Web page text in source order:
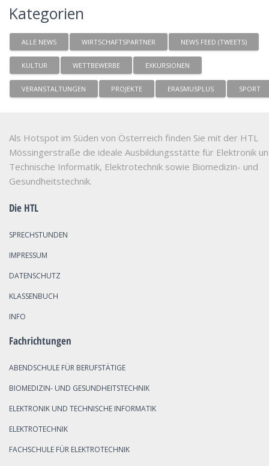
Kategorien
ALLE NEWS WIRTSCHAFTSPARTNER NEWS FEED (TWEETS)
KULTUR WETTBEWERBE EXKURSIONEN
VERANSTALTUNGEN PROJEKTE ERASMUSPLUS SPORT
Als Hotspot im Süden von Österreich finden Sie mit der HTL
Mössingerstraße die ideale Ausbildungsstätte für Elektronik
Technische Informatik, Elektrotechnik sowie Biomedizin- und
Gesundheitstechnik.
Die HTL
SPRECHSTUNDEN
IMPRESSUM
DATENSCHUTZ
KLASSENBUCH
INFO
Fachrichtungen
ABENDSCHULE FÜR BERUFSTÄTIGE
BIOMEDIZIN- UND GESUNDHEITSTECHNIK
ELEKTRONIK UND TECHNISCHE INFORMATIK
ELEKTROTECHNIK
FACHSCHULE FÜR ELEKTROTECHNIK